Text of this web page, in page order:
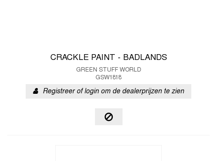
CRACKLE PAINT - BADLANDS
GREEN STUFF WORLD
GSW1818
Registreer of login om de dealerprijzen te zien